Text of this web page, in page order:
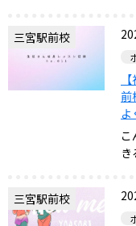
三宮駅前校
前
よ
三宮駅前校